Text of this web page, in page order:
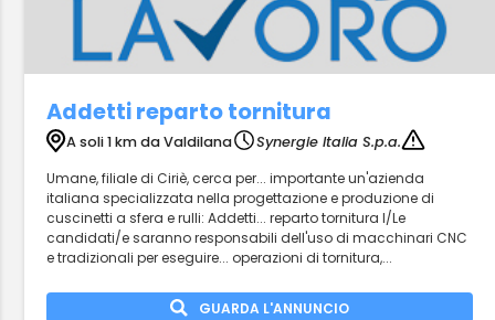
Addetti reparto tornitura
A soli 1 km da Valdilana
Synergie Italia S.p.a.
Umane, filiale di Ciriè, cerca per... importante un'azienda
italiana specializzata nella progettazione e produzione di
cuscinetti a sfera e rulli: Addetti... reparto tornitura I/Le
candidati/e saranno responsabili dell'uso di macchinari CNC
e tradizionali per eseguire... operazioni di tornitura,...
GUARDA L'ANNUNCIO